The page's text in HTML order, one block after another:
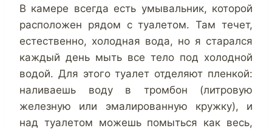
В камере всегда есть умывальник, которой
расположен рядом с туалетом. Там течет,
естественно, холодная вода, но я старался
каждый день мыть все тело под холодной
водой. Для этого туалет отделяют пленкой:
наливаешь воду в тромбон (литровую
железную или эмалированную кружку), и
над туалетом можешь помыться как весь,